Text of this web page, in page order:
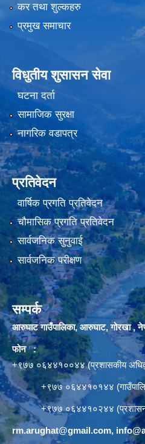
कर तथा शुल्कहरु
प्रमुख समाचार
विधुतीय शुसासन सेवा
घटना दर्ता
सामाजिक सुरक्षा
नागरिक वडापत्र
प्रतिवेदन
वार्षिक प्रगति प्रतिवेदन
चौमासिक प्रगति प्रतिवेदन
सार्वजनिक सुनुवाई
सार्वजनिक परीक्षण
सम्पर्क
आरुघाट गाउँपालिका, आरुघाट, गोरखा ,
फोन :
+९७७ ०६४४१००४४ (प्रशासकीय
+९७७ ०६४४१०१४४
+९७७ ०६४४१०२४४
rm.arughat@gmail.com,